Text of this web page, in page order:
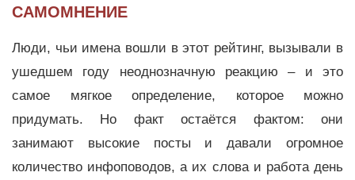
САМОМНЕНИЕ
Люди, чьи имена вошли в этот рейтинг, вызывали в
ушедшем году неоднозначную реакцию – и это
самое мягкое определение, которое можно
придумать. Но факт остаётся фактом: они
занимают высокие посты и давали огромное
количество инфоповодов, а их слова и работа день